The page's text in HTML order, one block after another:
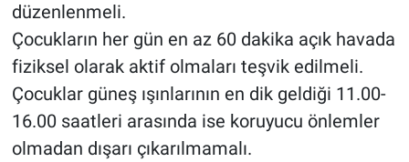
düzenlenmeli.
Çocukların her gün en az 60 dakika açık havada
fiziksel olarak aktif olmaları teşvik edilmeli.
Çocuklar güneş ışınlarının en dik geldiği 11.00-
16.00 saatleri arasında ise koruyucu önlemler
olmadan dışarı çıkarılmamalı.